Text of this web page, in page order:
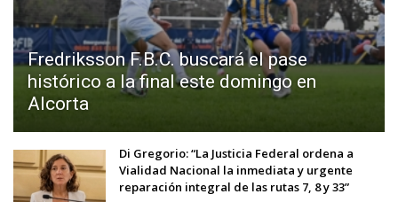
Fredriksson F.B.C. buscará el pase
histórico a la final este domingo en
Alcorta
Di Gregorio: “La Justicia Federal ordena a
Vialidad Nacional la inmediata y urgente
reparación integral de las rutas 7, 8 y 33”